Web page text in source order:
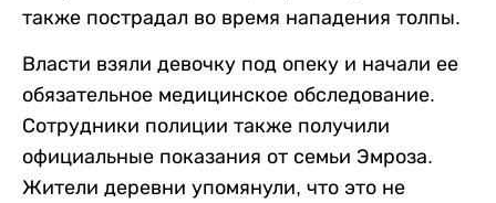
также пострадал во время нападения толпы.
Власти взяли девочку под опеку и начали ее
обязательное медицинское обследование.
Сотрудники полиции также получили
официальные показания от семьи Эмроза.
Жители деревни упомянули, что это не